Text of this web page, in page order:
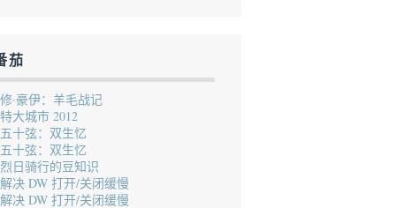
茄
修·豪伊：羊毛战记
特大城市 2012
五十弦：双生忆
五十弦：双生忆
烈日骑行的豆知识
解决 DW 打开/关闭缓慢
解决 DW 打开/关闭缓慢